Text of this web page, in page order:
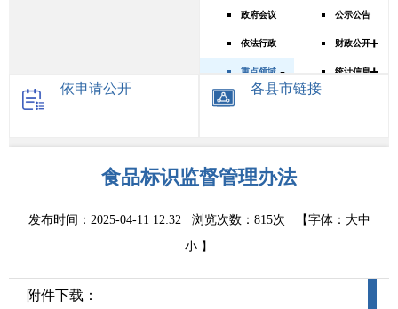
政府会议 公示公告
依法行政 财政公开+
重点领域信息公开
-
稳岗就业
养老服务
统计信息+
依申请公开 各县市链接
食品标识监督管理办法
发布时间：2025-04-11 12:32浏览次数： 815次 【字体： 大中
小 】
附件下载：